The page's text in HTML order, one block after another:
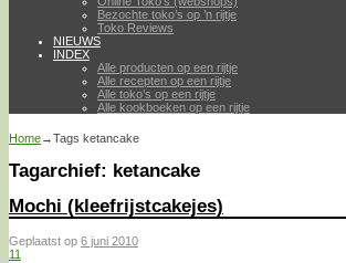
Bezochte toko’s op ’n rijtje
Toko Reviews
NIEUWS
INDEX
Alle producten op een rijtje
Alle recepten op een rijtje
Alle toko’s op een rijtje
Alle kookboeken op een rijtje
Home→Tags ketancake
Tagarchief: ketancake
Mochi (kleefrijstcakejes)
Geplaatst op 6 juni 2010
11